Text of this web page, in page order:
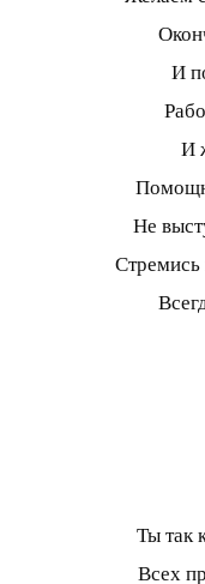
И
И
Не
Стремись
Ты так
Всех